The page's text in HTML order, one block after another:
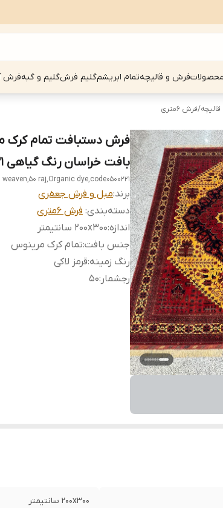
فرش و قالیچهتمام ابریشمگلیم فرشگلیم و گبهفرش
/فرش 6متری
بافت خراسان رنگ گیاهی 0500221
raj,Organic dye,code0500221
برند:مبل و فرش جعفری
دسته‌بندی: فرش 6متری
اندازه:200x300 سانتیمتر
جنس بافت:تمام کرک مرینوس
رنگ زمینه:قرمز لاکی
رجشمار :
50
200x300 سانتیمتر